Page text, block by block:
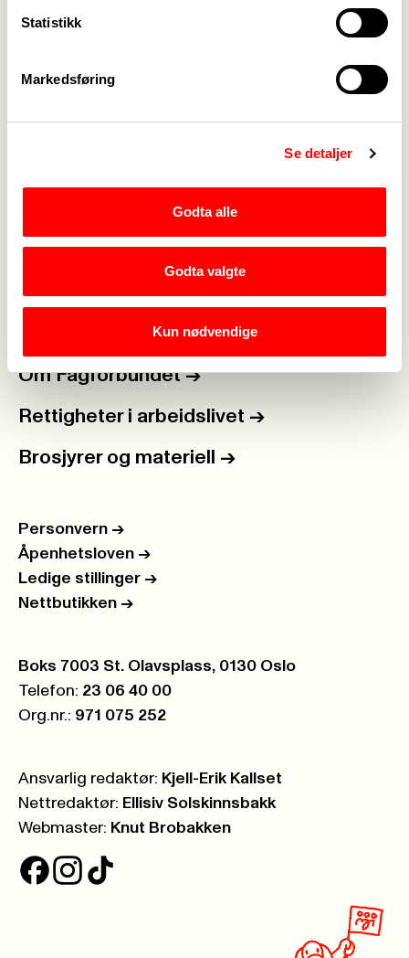
Statistikk
Markedsføring
Se detaljer
Godta alle
Godta valgte
Kun nødvendige
Konferansen er gratis.
Kontakt oss ->
For tillitsvalgte ->
Om Fagforbundet ->
Rettigheter i arbeidslivet ->
Brosjyrer og materiell ->
Personvern ->
Åpenhetsloven ->
Ledige stillinger ->
Nettbutikken ->
Postboks:
Boks 7003 St. Olavsplass, 0130 Oslo
Telefon: 23 06 40 00
Org.nr.: 971 075 252
Ansvarlig redaktør: Kjell-Erik Kallset
Nettredaktør: Ellisiv Solskinnsbakk
Webmaster: Knut Brobakken